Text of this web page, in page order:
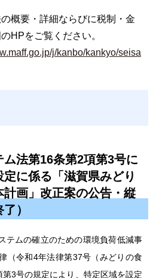
概要・詳細ならびに税制・金
HPをご覧ください。
j/kanbo/kankyo/seisa
法第16条第2項第3号に
に係る「滋賀県みどり
画」改正案の公告・縦
）
テムの確立のための環境負荷低減事
（令和4年法律第37号（みどりの食
3号の規定により、特定区域を設定